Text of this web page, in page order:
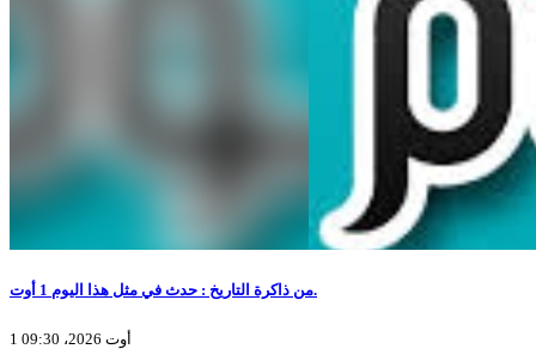
من ذاكرة التاريخ : حدث في مثل هذا اليوم 1 أوت.
1 أوت 2026، 09:30